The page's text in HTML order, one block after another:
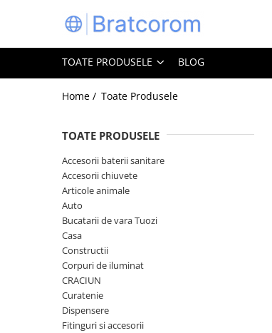
Toate Produsele
Articole animale
Adapatoare animale
Hrana pentru caini
Hrana pentru pisici
Produse igiena externa animale
Bucatarii de vara Tuozi
Articole ambalare
Articole bucatarie
Articole mobila
Articole organizare
TOATE PRODUSELE BLOG
Home / Toate Produsele
TOATE PRODUSELE
Accesorii baterii sanitare
Accesorii chiuvete
Articole animale
Auto
Bucatarii de vara Tuozi
Casa
Constructii
Corpuri de iluminat
CRACIUN
Curatenie
Dispensere
Fitinguri si accesorii